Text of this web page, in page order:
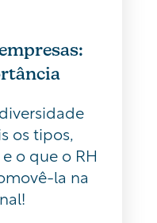
os tipos,
o que o RH
la na